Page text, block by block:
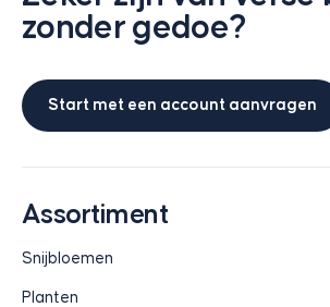
zonder gedoe?
Start met een account aanvragen
Assortiment
Snijbloemen
Planten